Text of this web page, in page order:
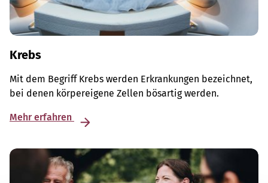
Krebs
Mit dem Begriff Krebs werden Erkrankungen bezeichnet,
bei denen körpereigene Zellen bösartig werden.
Mehr erfahren